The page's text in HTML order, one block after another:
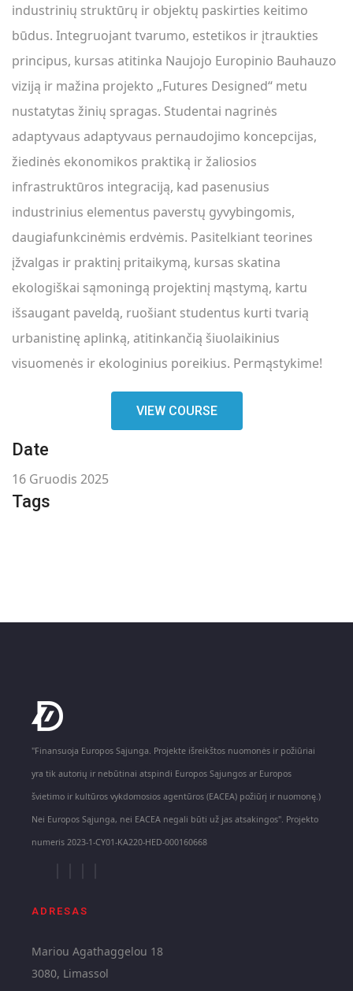
industrinių struktūrų ir objektų paskirties keitimo
būdus. Integruojant tvarumo, estetikos ir įtraukties
principus, kursas atitinka Naujojo Europinio Bauhauzo
viziją ir mažina projekto „Futures Designed“ metu
nustatytas žinių spragas. Studentai nagrinės
adaptyvaus adaptyvaus pernaudojimo koncepcijas,
žiedinės ekonomikos praktiką ir žaliosios
infrastruktūros integraciją, kad pasenusius
industrinius elementus paverstų gyvybingomis,
daugiafunkcinėmis erdvėmis. Pasitelkiant teorines
įžvalgas ir praktinį pritaikymą, kursas skatina
ekologiškai sąmoningą projektinį mąstymą, kartu
išsaugant paveldą, ruošiant studentus kurti tvarią
urbanistinę aplinką, atitinkančią šiuolaikinius
visuomenės ir ekologinius poreikius. Permąstykime!
VIEW COURSE
Date
16 Gruodis 2025
Tags
"Finansuoja Europos Sąjunga. Projekte išreikštos nuomonės ir požiūriai
yra tik autorių ir nebūtinai atspindi Europos Sąjungos ar Europos
švietimo ir kultūros vykdomosios agentūros (EACEA) požiūrį ir nuomonę.)
Nei Europos Sąjunga, nei EACEA negali būti už jas atsakingos". Projekto
numeris 2023-1-CY01-KA220-HED-000160668
ADRESAS
Mariou Agathaggelou 18
3080, Limassol